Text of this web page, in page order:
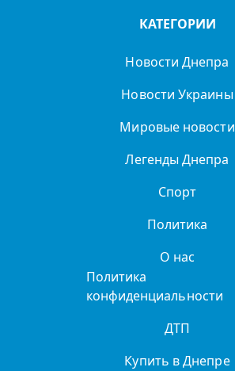
КАТЕГОРИИ
Новости Днепра
Новости Украины
Мировые новости
Легенды Днепра
Спорт
Политика
О нас
Политика
конфиденциальности
ДТП
Купить в Днепре